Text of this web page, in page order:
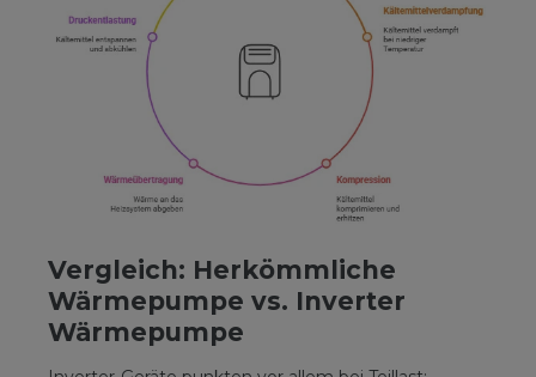
Vergleich: Herkömmliche
Wärmepumpe vs. Inverter
Wärmepumpe